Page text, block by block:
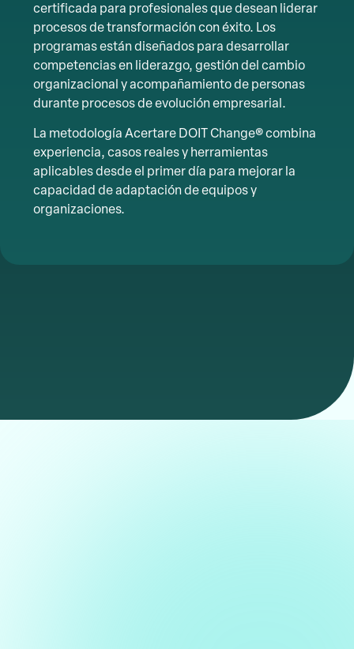
certificada para profesionales que desean liderar
procesos de transformación con éxito. Los
programas están diseñados para desarrollar
competencias en liderazgo, gestión del cambio
organizacional y acompañamiento de personas
durante procesos de evolución empresarial.
La metodología Acertare DOIT Change® combina
experiencia, casos reales y herramientas
aplicables desde el primer día para mejorar la
capacidad de adaptación de equipos y
organizaciones.